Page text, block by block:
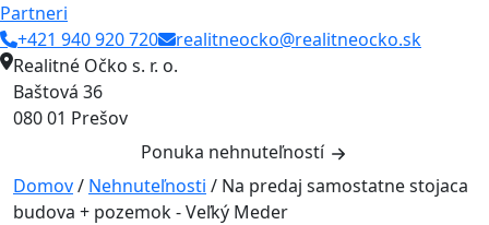
Partneri
+421 940 920 720
realitneocko@realitneocko.sk
Realitné Očko s. r. o.
Baštová 36
080 01 Prešov
Ponuka nehnuteľností
Domov/ Nehnuteľnosti / Na predaj samostatne stojaca
budova + pozemok - Veľký Meder